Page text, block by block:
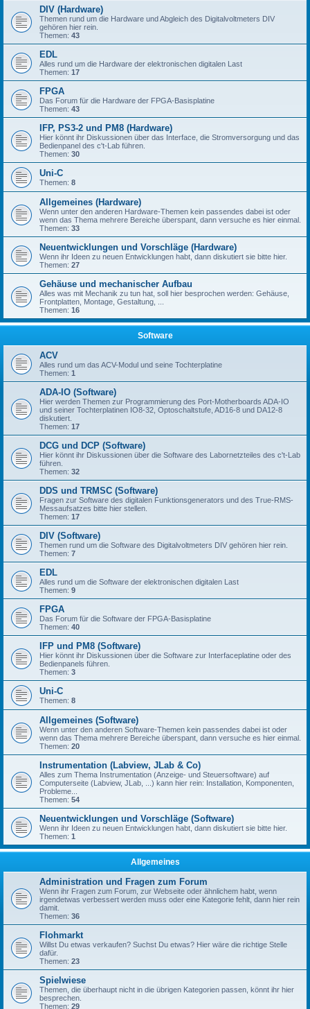
DIV (Hardware)
Themen rund um die Hardware und Abgleich des Digitalvoltmeters DIV
gehören hier rein.
Themen: 43
EDL
Alles rund um die Hardware der elektronischen digitalen Last
Themen: 17
FPGA
Das Forum für die Hardware der FPGA-Basisplatine
Themen: 43
IFP, PS3-2 und PM8 (Hardware)
Hier könnt ihr Diskussionen über das Interface, die Stromversorgung und das
Bedienpanel des c't-Lab führen.
Themen: 30
Uni-C
Themen: 8
Allgemeines (Hardware)
Wenn unter den anderen Hardware-Themen kein passendes dabei ist oder
wenn das Thema mehrere Bereiche überspant, dann versuche es hier einmal.
Themen: 33
Neuentwicklungen und Vorschläge (Hardware)
Wenn ihr Ideen zu neuen Entwicklungen habt, dann diskutiert sie bitte hier.
Themen: 27
Gehäuse und mechanischer Aufbau
Alles was mit Mechanik zu tun hat, soll hier besprochen werden: Gehäuse,
Frontplatten, Montage, Gestaltung, ...
Themen: 16
Software
ACV
Alles rund um das ACV-Modul und seine Tochterplatine
Themen: 1
ADA-IO (Software)
Hier werden Themen zur Programmierung des Port-Motherboards ADA-IO
und seiner Tochterplatinen IO8-32, Optoschaltstufe, AD16-8 und DA12-8
diskutiert.
Themen: 17
DCG und DCP (Software)
Hier könnt ihr Diskussionen über die Software des Labornetzteiles des c't-Lab
führen.
Themen: 32
DDS und TRMSC (Software)
Fragen zur Software des digitalen Funktionsgenerators und des True-RMS-
Messaufsatzes bitte hier stellen.
Themen: 17
DIV (Software)
Themen rund um die Software des Digitalvoltmeters DIV gehören hier rein.
Themen: 7
EDL
Alles rund um die Software der elektronischen digitalen Last
Themen: 9
FPGA
Das Forum für die Software der FPGA-Basisplatine
Themen: 40
IFP und PM8 (Software)
Hier könnt ihr Diskussionen über die Software zur Interfaceplatine oder des
Bedienpanels führen.
Themen: 3
Uni-C
Themen: 8
Allgemeines (Software)
Wenn unter den anderen Software-Themen kein passendes dabei ist oder
wenn das Thema mehrere Bereiche überspant, dann versuche es hier einmal.
Themen: 20
Instrumentation (Labview, JLab & Co)
Alles zum Thema Instrumentation (Anzeige- und Steuersoftware) auf
Computerseite (Labview, JLab, ...) kann hier rein: Installation, Komponenten,
Probleme...
Themen: 54
Neuentwicklungen und Vorschläge (Software)
Wenn ihr Ideen zu neuen Entwicklungen habt, dann diskutiert sie bitte hier.
Themen: 1
Allgemeines
Administration und Fragen zum Forum
Wenn ihr Fragen zum Forum, zur Webseite oder ähnlichem habt, wenn
irgendetwas verbessert werden muss oder eine Kategorie fehlt, dann hier rein
damit.
Themen: 36
Flohmarkt
Willst Du etwas verkaufen? Suchst Du etwas? Hier wäre die richtige Stelle
dafür.
Themen: 23
Spielwiese
Themen, die überhaupt nicht in die übrigen Kategorien passen, könnt ihr hier
besprechen.
Themen: 29